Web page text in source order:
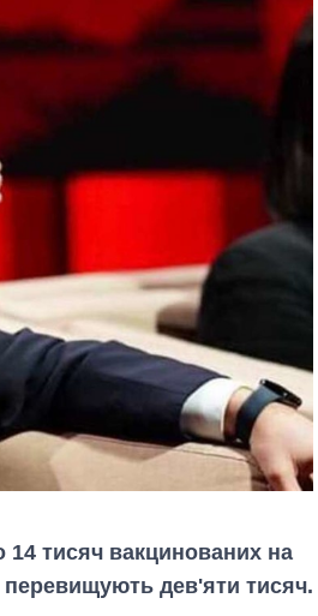
14 тисяч вакцинованих на
перевищують дев'яти тисяч.